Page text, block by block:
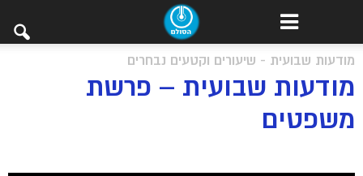
מודעות שבועית - שיעורים וקטעים נבחרים
מודעות שבועית – פרשת
משפטים